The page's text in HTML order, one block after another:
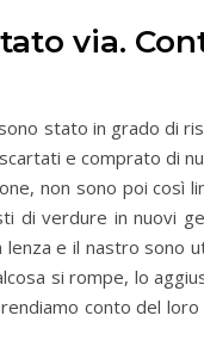
via.
stato in grado di
e comprato di
non sono poi
di verdure in nuovi
e il nastro
si rompe, lo
conto del loro